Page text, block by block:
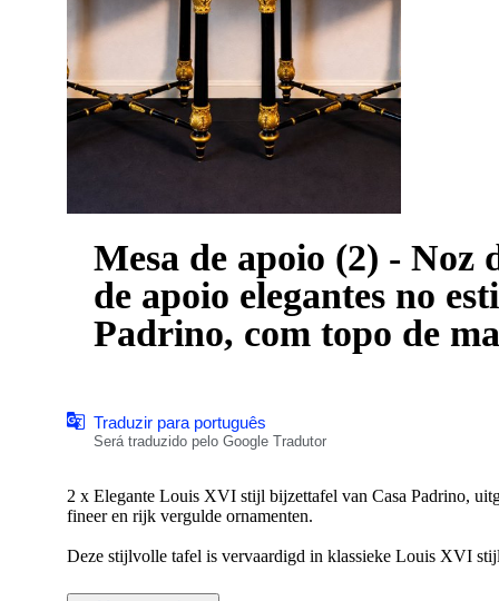
Mesa de apoio (2) - Noz
de apoio elegantes no
Padrino, com topo de
Traduzir para português
Será traduzido pelo Google Tradutor
2 x Elegante Louis XVI stijl bijzettafel van Casa Padrino,
fineer en rijk vergulde ornamenten.
Deze stijlvolle tafel is vervaardigd in klassieke Louis XVI
het meubel een luxueuze en elegante uitstraling.